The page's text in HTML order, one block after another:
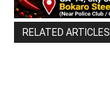
RELATED ARTICLES